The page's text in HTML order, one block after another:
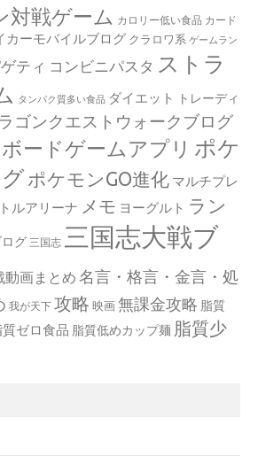
対戦ゲーム カロリー低い食品 カード
カーモバイルブログ クラロワ系 ゲームラン
ティ コンビニパスタ ストラ
タンパク質多い食品 ダイエット
トレーディ
ゴンクエストウォークブログ
ボードゲームアプリ ポケ
ポケモンGO進化 マルチプレ
ルアリーナ メモ ヨーグルト ラン
グ 三国志 三国志大戦ブ
動画まとめ 名言・格言・金言・処
我が天下 攻略 映画 無課金攻略 脂質
質ゼロ食品 脂質低めカップ麺 脂質少